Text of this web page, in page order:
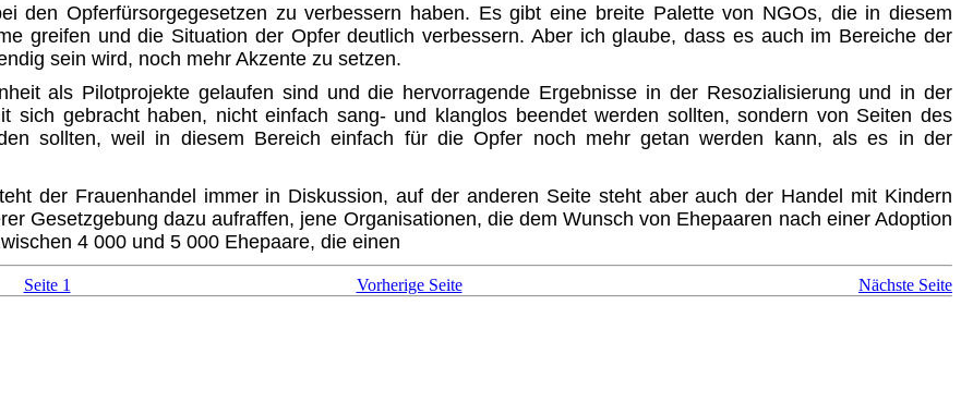
den Opferfürsorgegesetzen zu verbessern haben. Es gibt eine breite Palette von NGOs, die in diesem
greifen und die Situation der Opfer deutlich verbessern. Aber ich glaube, dass es auch im Bereiche der
sein wird, noch mehr Akzente zu setzen.
als Pilotprojekte gelaufen sind und die hervorragende Ergebnisse in der Resozialisierung und in der
sich gebracht haben, nicht einfach sang- und klanglos beendet werden sollten, sondern von Seiten des
sollten, weil in diesem Bereich einfach für die Opfer noch mehr getan werden kann, als es in der
der Frauenhandel immer in Diskussion, auf der anderen Seite steht aber auch der Handel mit Kindern
Gesetzgebung dazu aufraffen, jene Organisationen, die dem Wunsch von Ehepaaren nach einer Adoption
4 000 und 5 000 Ehepaare, die einen
Seite 1 Vorherige Seite Nächste Seite